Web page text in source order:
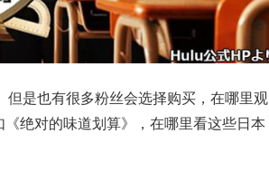
是也有很多粉丝会选择购买，在哪里观
绝对的味道划算》，在哪里看这些日本